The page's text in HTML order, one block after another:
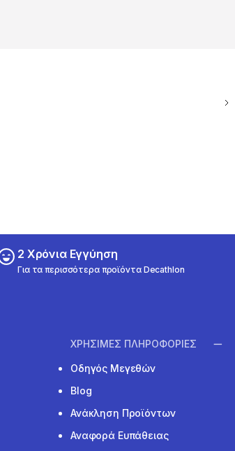
2 Χρόνια Εγγύηση
Για τα περισσότερα προϊόντα Decathlon
ΧΡΗΣΙΜΕΣ ΠΛΗΡΟΦΟΡΙΕΣ
Οδηγός Μεγεθών
Blog
Ανάκληση Προϊόντων
Αναφορά Ευπάθειας